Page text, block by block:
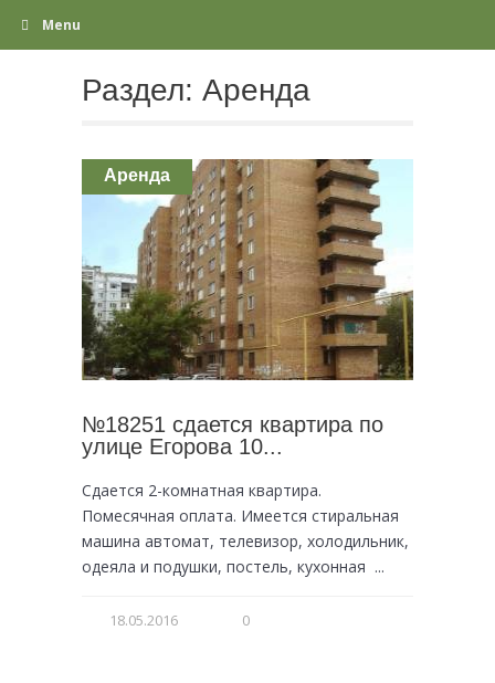
Menu
Раздел: Аренда
Аренда
№18251 сдается квартира по
улице Егорова 10...
Сдается 2-комнатная квартира.
Помесячная оплата. Имеется стиральная
машина автомат, телевизор, холодильник,
одеяла и подушки, постель, кухонная ...
18.05.2016 0